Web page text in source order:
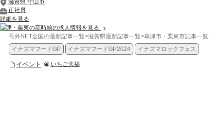
滋賀県 守山市
正社員
詳細を見る
草津・栗東の高時給の求人情報を見る
号外NET全国の最新記事一覧>滋賀県最新記事一覧>草津市・栗東市記事一覧>
イナズマフードGP
イナズマフードGP2024 イナズマロックフェス
イベント いちご大福